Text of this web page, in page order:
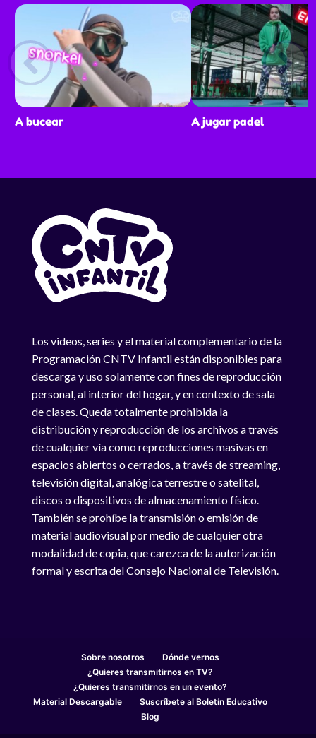
A bucear A jugar padel
Los videos, series y el material complementario de la
Programación CNTV Infantil están disponibles para
descarga y uso solamente con fines de reproducción
personal, al interior del hogar, y en contexto de sala
de clases. Queda totalmente prohibida la
distribución y reproducción de los archivos a través
de cualquier vía como reproducciones masivas en
espacios abiertos o cerrados, a través de streaming,
televisión digital, analógica terrestre o satelital,
discos o dispositivos de almacenamiento físico.
También se prohíbe la transmisión o emisión de
material audiovisual por medio de cualquier otra
modalidad de copia, que carezca de la autorización
formal y escrita del Consejo Nacional de Televisión.
Sobre nosotros
Dónde vernos
¿Quieres transmitirnos en TV?
¿Quieres transmitirnos en un evento?
Material Descargable
Suscríbete al Boletín Educativo
Blog